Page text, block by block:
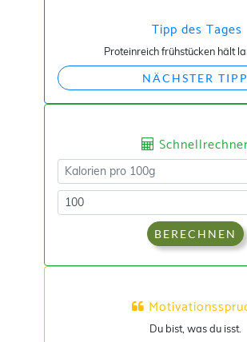
Tipp des Tages
Proteinreich frühstücken hält
NÄCHSTER TIPP
Schnellrechner
BERECHNEN
Du bist, was du isst.